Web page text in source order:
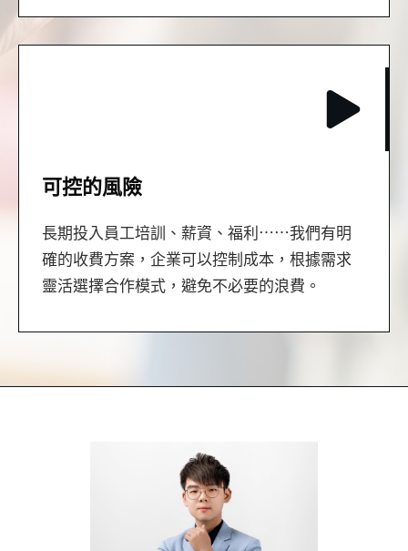
可控的風險
長期投入員工培訓、薪資、福利⋯⋯我們有明
確的收費方案，企業可以控制成本，根據需求
靈活選擇合作模式，避免不必要的浪費。